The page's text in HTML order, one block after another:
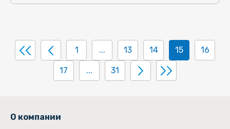
1 ... 13 14 15 16
17 ... 31
О компании